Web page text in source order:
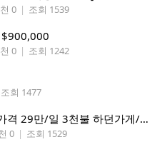
0 | 조회 1539
$900,000
0 | 조회 1242
조회 1477
Teriyaki 식당/일매상 2천불,가격 29만/일 3천불 하던가게/매니저 운영
0 | 조회 1529